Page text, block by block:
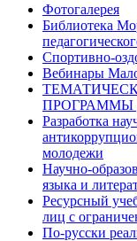
Фотогалерея
Библиотека
Спортивно-
Вебинары
ПРОГРАММЫ
Разработка
молодежи
Научно-
языка и
Ресурсный
лиц с
По-русски